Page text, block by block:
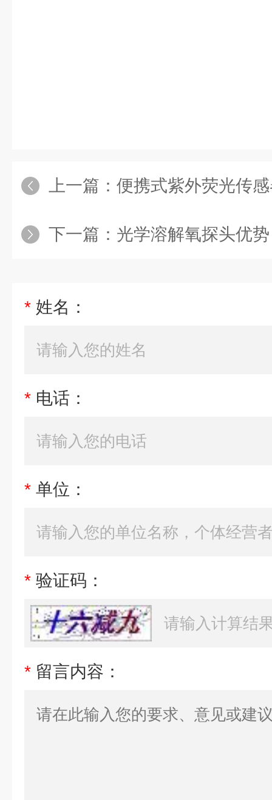
上一篇： 便携式紫外荧光传
下一篇： 光学溶解氧探头优势
* 姓名：
* 电话：
* 单位：
* 验证码：
* 留言内容：